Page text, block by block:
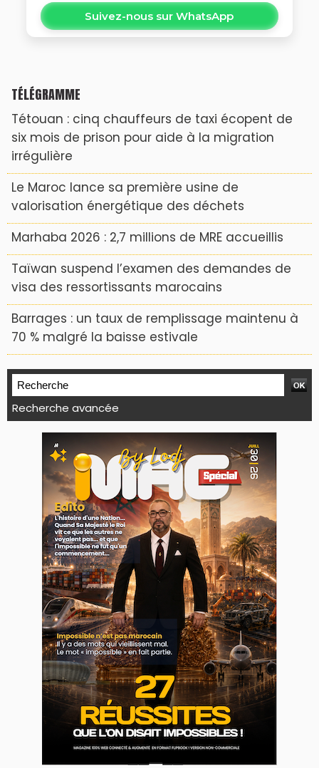
Suivez-nous sur WhatsApp
TÉLÉGRAMME
Tétouan : cinq chauffeurs de taxi écopent de
six mois de prison pour aide à la migration
irrégulière
Le Maroc lance sa première usine de
valorisation énergétique des déchets
Marhaba 2026 : 2,7 millions de MRE accueillis
Taïwan suspend l’examen des demandes de
visa des ressortissants marocains
Barrages : un taux de remplissage maintenu à
70 % malgré la baisse estivale
Recherche avancée
WEB TV LODJ24 : Youtube, kick et twitch
Plein écran
Inscription à la newsletter
Plus d'informations sur cette page :